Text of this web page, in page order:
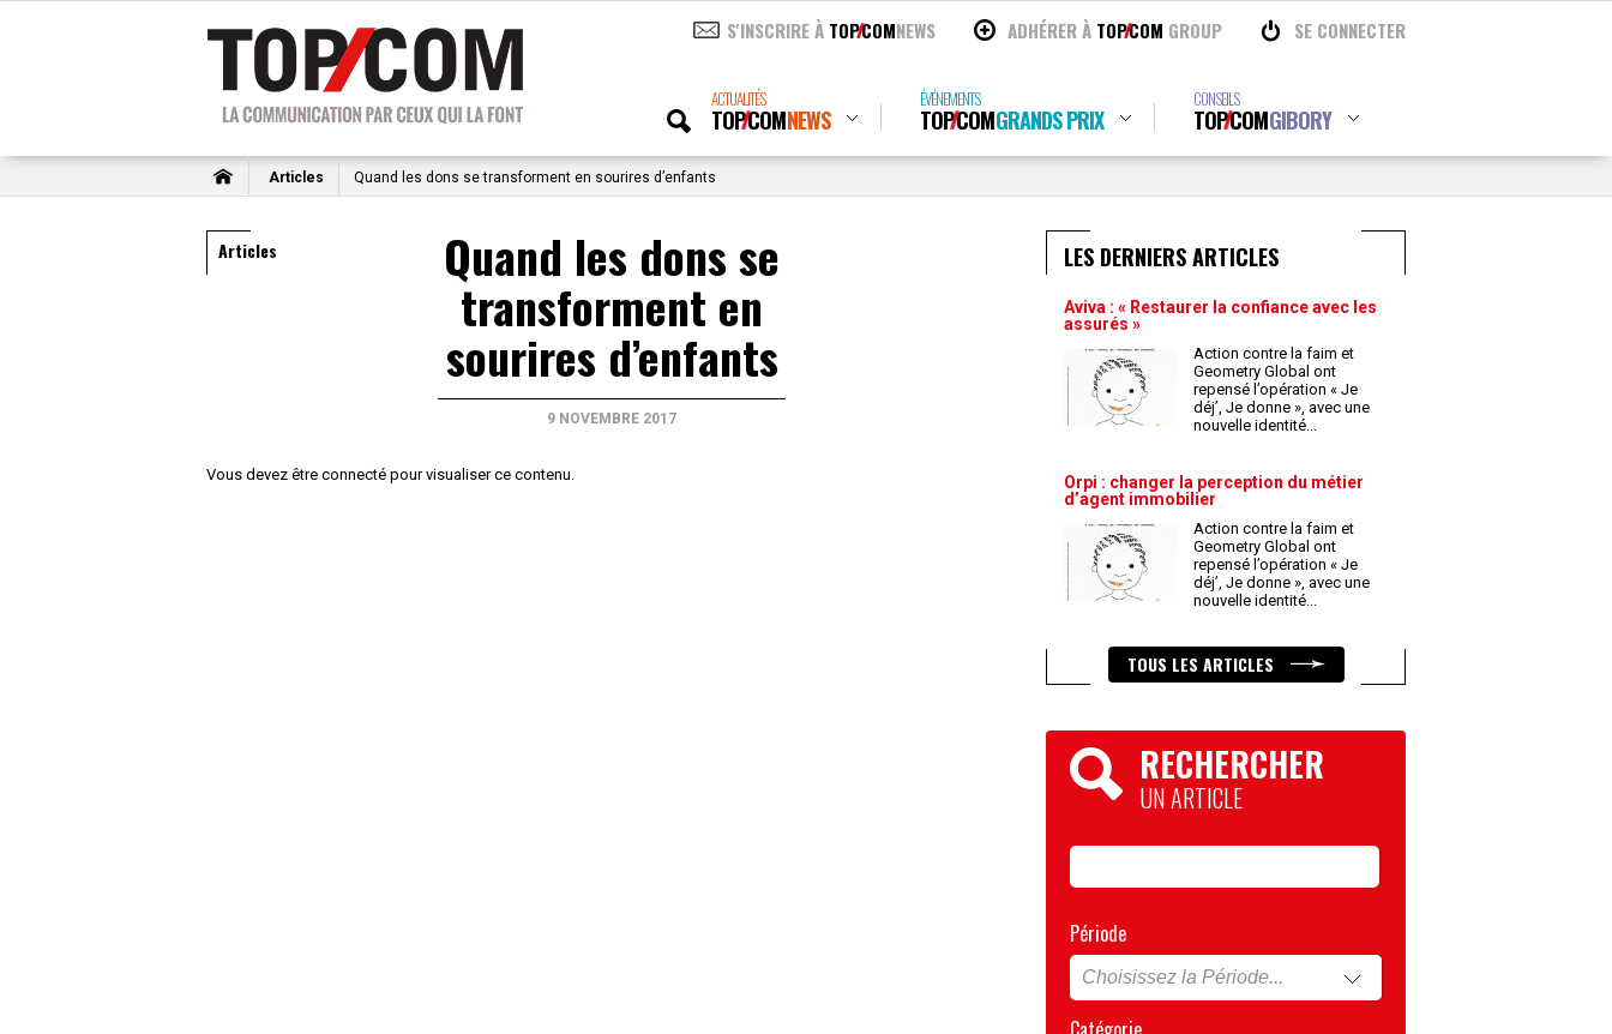
S'INSCRIRE À TOPCOMNEWS ADHÉRER À TOPCOM GROUP SE CONNECTER
ACTUALITÉS
TOPCOMNEWS
ÉVÉNEMENTS
TOPCOMGRANDS PRIX
CONSEILS
TOPCOMGIBORY
Articles Quand les dons se transforment en sourires d’enfants
Articles Quand les dons se
transforment en
sourires d’enfants
9 NOVEMBRE 2017
Vous devez être connecté pour visualiser ce contenu.
LES DERNIERS ARTICLES
Aviva : « Restaurer la confiance avec les
assurés »
Action contre la faim et
Geometry Global ont
repensé l’opération « Je
déj’, Je donne », avec une
nouvelle identité...
Orpi : changer la perception du métier
d’agent immobilier
Action contre la faim et
Geometry Global ont
repensé l’opération « Je
déj’, Je donne », avec une
nouvelle identité...
TOUS LES ARTICLES
RECHERCHER
UN ARTICLE
Période